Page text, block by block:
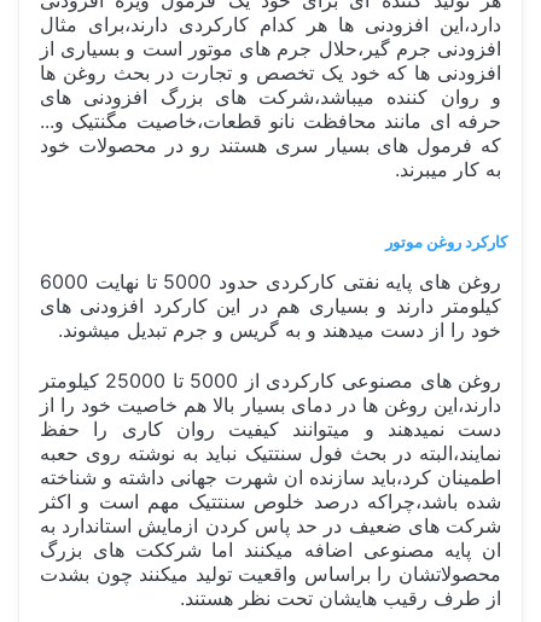
دارد،این افزودنی ها هر کدام کارکردی دارند،برای مثال
افزودنی جرم گیر،حلال جرم های موتور است و بسیاری از
افزودنی ها که خود یک تخصص و تجارت در بحث روغن ها
و روان کننده میباشد،شرکت های بزرگ افزودنی های
حرفه ای مانند محافظت نانو قطعات،خاصیت مگنتیک و...
که فرمول های بسیار سری هستند رو در محصولات خود
به کار میبرند.
کارکرد روغن موتور
روغن های پایه نفتی کارکردی حدود 5000 تا نهایت 6000
کیلومتر دارند و بسیاری هم در این کارکرد افزودنی های
خود را از دست میدهند و به گریس و جرم تبدیل میشوند.
روغن های مصنوعی کارکردی از 5000 تا 25000 کیلومتر
دارند،این روغن ها در دمای بسیار بالا هم خاصیت خود را از
دست نمیدهند و میتوانند کیفیت روان کاری را حفظ
نمایند،البته در بحث فول سنتتیک نباید به نوشته روی حعبه
اطمینان کرد،باید سازنده ان شهرت جهانی داشته و شناخته
شده باشد،چراکه درصد خلوص سنتتیک مهم است و اکثر
شرکت های ضعیف در حد پاس کردن ازمایش استاندارد به
ان پایه مصنوعی اضافه میکنند اما شرککت های بزرگ
محصولاتشان را براساس واقعیت تولید میکنند چون بشدت
از طرف رقیب هایشان تحت نظر هستند.